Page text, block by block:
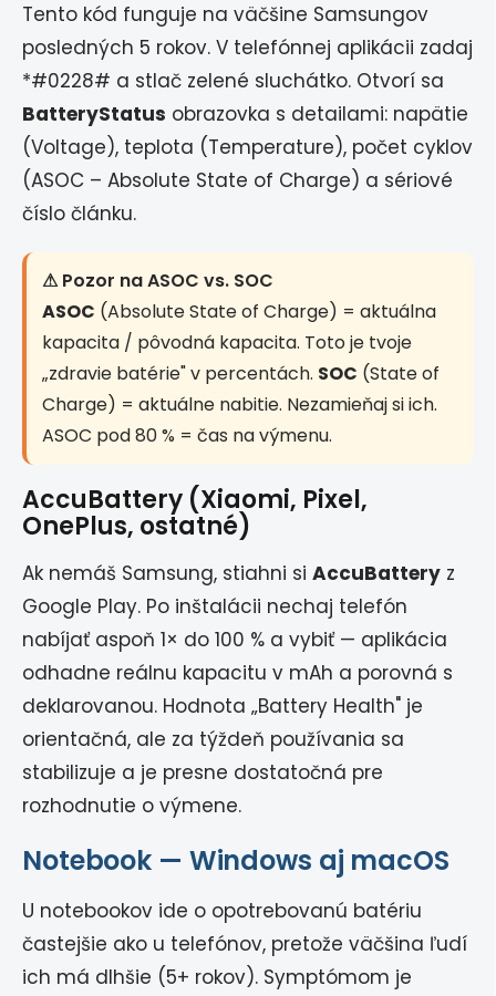
Tento kód funguje na väčšine Samsungov
posledných 5 rokov. V telefónnej aplikácii zadaj
*#0228# a stlač zelené sluchátko. Otvorí sa
BatteryStatus obrazovka s detailami: napätie
(Voltage), teplota (Temperature), počet cyklov
(ASOC – Absolute State of Charge) a sériové
číslo článku.
⚠ Pozor na ASOC vs. SOC
ASOC (Absolute State of Charge) = aktuálna
kapacita / pôvodná kapacita. Toto je tvoje
„zdravie batérie" v percentách. SOC (State of
Charge) = aktuálne nabitie. Nezamieňaj si ich.
ASOC pod 80 % = čas na výmenu.
AccuBattery (Xiaomi, Pixel,
OnePlus, ostatné)
Ak nemáš Samsung, stiahni si AccuBattery z
Google Play. Po inštalácii nechaj telefón
nabíjať aspoň 1× do 100 % a vybiť — aplikácia
odhadne reálnu kapacitu v mAh a porovná s
deklarovanou. Hodnota „Battery Health" je
orientačná, ale za týždeň používania sa
stabilizuje a je presne dostatočná pre
rozhodnutie o výmene.
Notebook — Windows aj macOS
U notebookov ide o opotrebovanú batériu
častejšie ako u telefónov, pretože väčšina ľudí
ich má dlhšie (5+ rokov). Symptómom je